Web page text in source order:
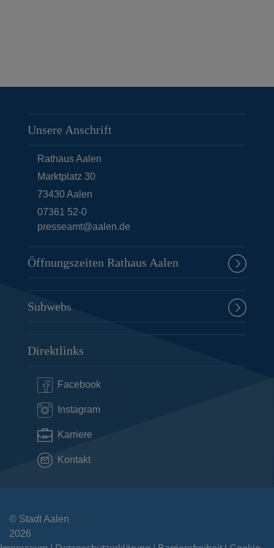
Unsere Anschrift
Rathaus Aalen
Marktplatz 30
73430Aalen
07361 52-0
presseamt@aalen.de
Öffnungszeiten Rathaus Aalen
Subwebs
Direktlinks
Facebook
Instagram
Karriere
Kontakt
© Stadt Aalen
2026